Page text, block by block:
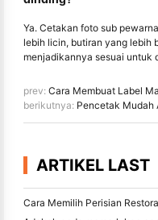
Ya. Cetakan foto sub
lebih licin, butiran yang lebih
menjadikannya sesuai untuk
prev: Cara Membuat Label Makanan di
berikutnya: Pencetak Mudah Alih Tanpa Tinta
ARTIKEL LAST